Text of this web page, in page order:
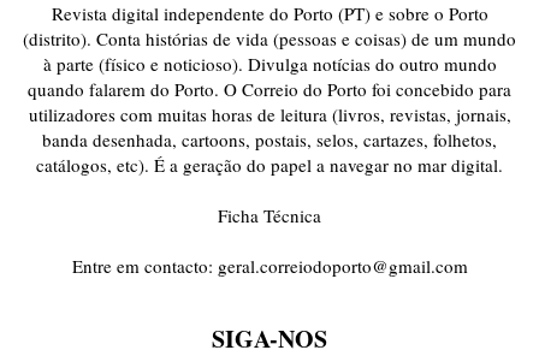
Revista digital independente do Porto (PT) e sobre o Porto
(distrito). Conta histórias de vida (pessoas e coisas) de um mundo
à parte (físico e noticioso). Divulga notícias do outro mundo
quando falarem do Porto. O Correio do Porto foi concebido para
utilizadores com muitas horas de leitura (livros, revistas, jornais,
banda desenhada, cartoons, postais, selos, cartazes, folhetos,
catálogos, etc). É a geração do papel a navegar no mar digital.
Ficha Técnica
Entre em contacto: geral.correiodoporto@gmail.com
SIGA-NOS